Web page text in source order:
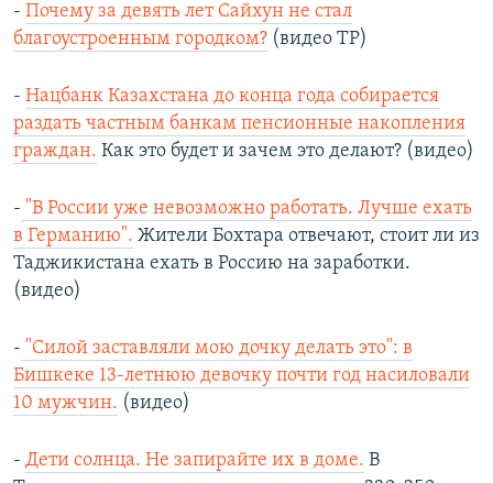
- Почему за девять лет Сайхун не стал
благоустроенным городком? (видео ТР)
- Нацбанк Казахстана до конца года собирается
раздать частным банкам пенсионные накопления
граждан. Как это будет и зачем это делают? (видео)
- "В России уже невозможно работать. Лучше ехать
в Германию". Жители Бохтара отвечают, стоит ли из
Таджикистана ехать в Россию на заработки.
(видео)
- "Силой заставляли мою дочку делать это": в
Бишкеке 13-летнюю девочку почти год насиловали
10 мужчин. (видео)
- Дети солнца. Не запирайте их в доме. В